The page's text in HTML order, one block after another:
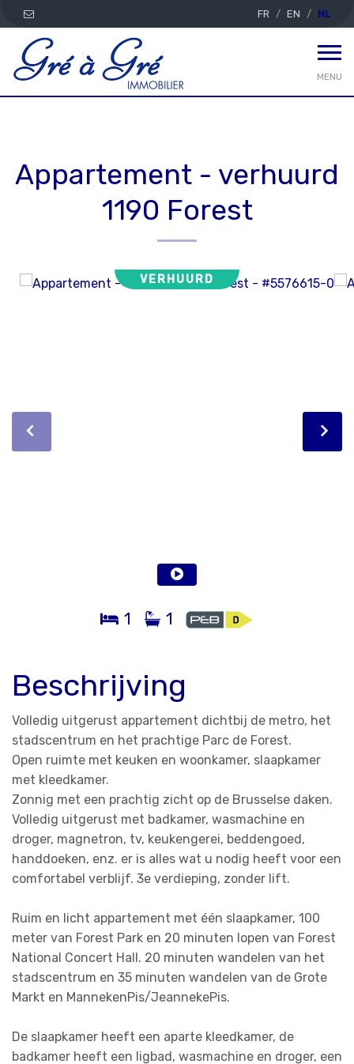
FR EN NL
MENU
Appartement - verhuurd
1190 Forest
VERHUURD
1 1
Beschrijving
Volledig uitgerust appartement dichtbij de metro, het
stadscentrum en het prachtige Parc de Forest.
Open ruimte met keuken en woonkamer, slaapkamer
met kleedkamer.
Zonnig met een prachtig zicht op de Brusselse daken.
Volledig uitgerust met badkamer, wasmachine en
droger, magnetron, tv, keukengerei, beddengoed,
handdoeken, enz. er is alles wat u nodig heeft voor een
comfortabel verblijf. 3e verdieping, zonder lift.
Ruim en licht appartement met één slaapkamer, 100
meter van Forest Park en 20 minuten lopen van Forest
National Concert Hall. 20 minuten wandelen van het
stadscentrum en 35 minuten wandelen van de Grote
Markt en MannekenPis/JeannekePis.
De slaapkamer heeft een aparte kleedkamer, de
badkamer heeft een ligbad, wasmachine en droger, een